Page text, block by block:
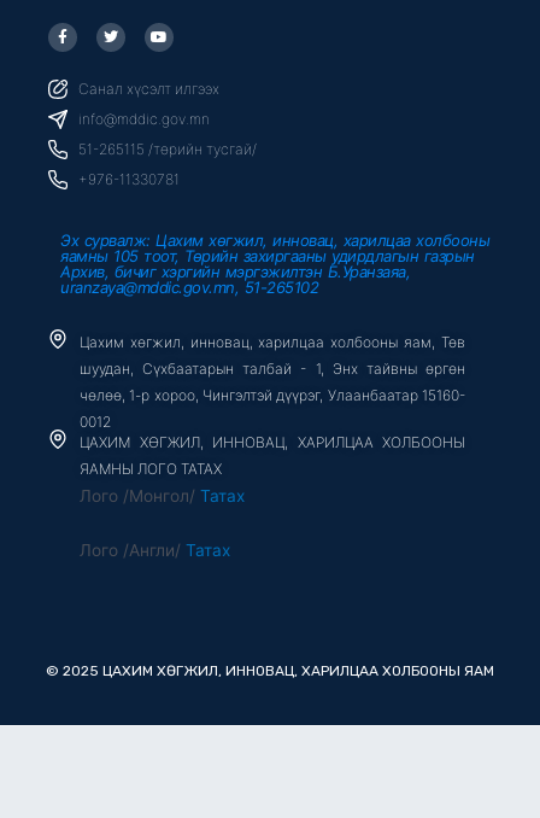
F
a
c
b
o
o
k
f
T
w
i
t
r
Y
o
u
u
e
Санал хүсэлт илгээх
info@mddic.gov.mn
51-265115 /төрийн тусгай/
+976-11330781
Эх сурвалж: Цахим хөгжил, инновац, харилцаа холбооны
яамны 105 тоот, Төрийн захиргааны удирдлагын газрын
Архив, бичиг хэргийн мэргэжилтэн Б.Уранзаяа,
uranzaya@mddic.gov.mn, 51-265102
Цахим хөгжил, инновац, харилцаа холбооны яам, Төв
шуудан, Сүхбаатарын талбай - 1, Энх тайвны өргөн
чөлөө, 1-р хороо, Чингэлтэй дүүрэг, Улаанбаатар 15160-
0012
ЦАХИМ ХӨГЖИЛ, ИННОВАЦ, ХАРИЛЦАА ХОЛБООНЫ
ЯАМНЫ ЛОГО ТАТАХ
Лого /Монгол/ Татах
Лого /Англи/ Татах
© 2025 ЦАХИМ ХӨГЖИЛ, ИННОВАЦ, ХАРИЛЦАА ХОЛБООНЫ ЯАМ